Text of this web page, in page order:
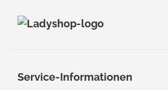
Service-Informationen